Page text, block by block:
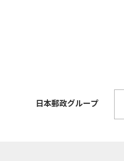
日本郵政グループ